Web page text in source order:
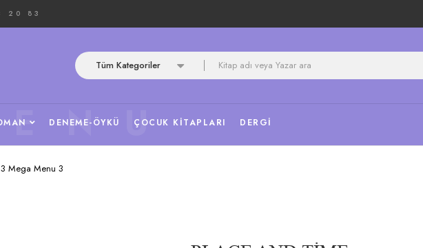
20 83
Tüm Kategoriler
DENEME-ÖYKÜ ÇOCUK KITAPLARI DERGI
Mega Menu 3